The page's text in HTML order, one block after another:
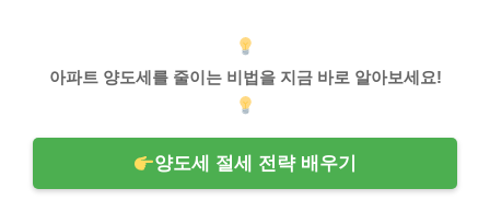
아파트 양도세를 줄이는 비법을 지금 바로 알아보세요!
양도세 절세 전략 배우기